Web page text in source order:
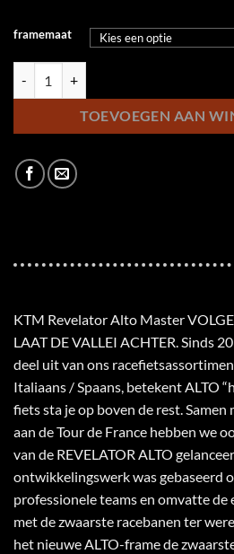
framemaat
TOEVOEGEN AAN
KTM Revelator Alto Master
LAAT DE VALLEI ACHTER. Sinds
deel uit van ons
Italiaans / Spaans, betekent ALTO
fiets sta je op boven de rest.
aan de Tour de France hebben we
van de REVELATOR ALTO
ontwikkelingswerk was gebaseerd
professionele teams en omvatte de
met de zwaarste racebanen ter
het nieuwe ALTO-frame de